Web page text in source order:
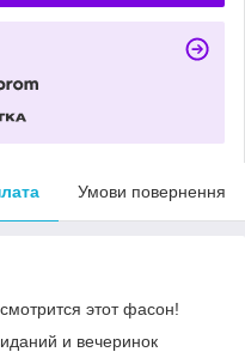
Умови повернення
этот фасон!
и вечеринок